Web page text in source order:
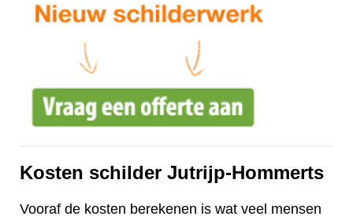
Kosten schilder Jutrijp-Hommerts
Vooraf de kosten berekenen is wat veel mensen